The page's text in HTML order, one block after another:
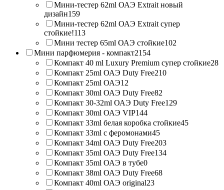
Мини-тестер 62ml ОАЭ Extrait новый
дизайн159
Мини-тестер 62ml ОАЭ Extrait супер
стойкие!113
Мини тестер 65ml ОАЭ стойкие102
Мини парфюмерия - компакт2154
Компакт 40 ml Luxury Premium супер стойкие28
Компакт 25ml ОАЭ Duty Free210
Компакт 25ml ОАЭ12
Компакт 30ml ОАЭ Duty Free82
Компакт 30-32ml ОАЭ Duty Free129
Компакт 30ml ОАЭ VIP144
Компакт 33ml белая коробка стойкие45
Компакт 33ml с феромонами45
Компакт 34ml ОАЭ Duty Free203
Компакт 35ml ОАЭ Duty Free134
Компакт 35ml ОАЭ в тубе0
Компакт 38ml ОАЭ Duty Free68
Компакт 40ml ОАЭ original23